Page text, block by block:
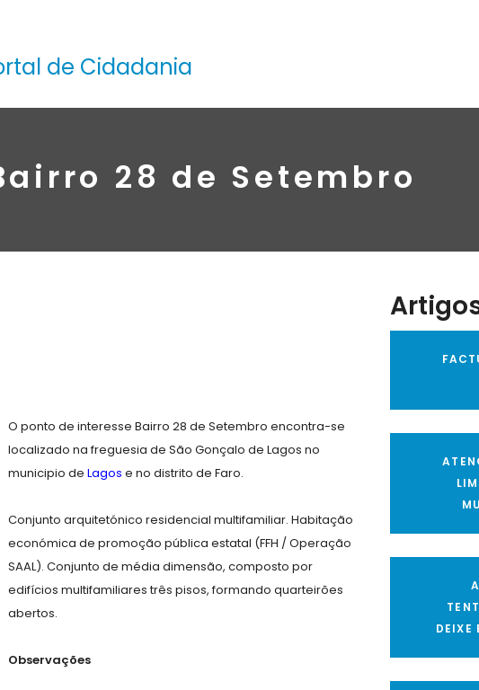
de Cidadania
28 de Setembro
O ponto de interesse Bairro 28 de Setembro encontra-se
localizado na freguesia de São Gonçalo de Lagos no
municipio de Lagos e no distrito de Faro.
Conjunto arquitetónico residencial multifamiliar. Habitação
económica de promoção pública estatal (FFH / Operação
SAAL). Conjunto de média dimensão, composto por
edifícios multifamiliares três pisos, formando quarteirões
abertos.
Observações